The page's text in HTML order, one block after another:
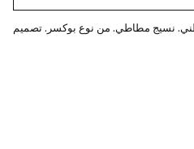
قطني. نسيج مطاطي. من نوع بوكسر. تصميم